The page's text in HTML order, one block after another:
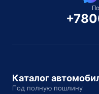
Каталог
Под полную пошлину